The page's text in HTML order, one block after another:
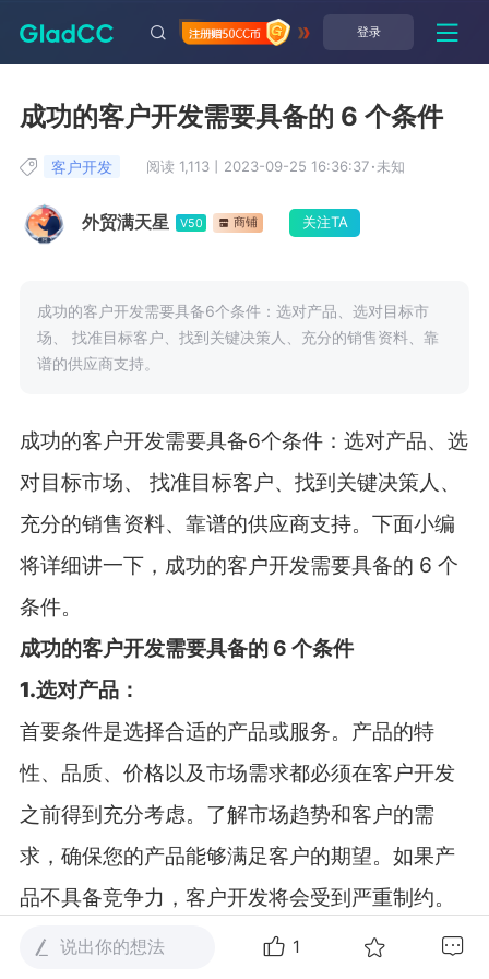
登录
成功的客户开发需要具备的 6 个条件
外贸满天星 V50 商铺 关注TA
客户开发 阅读 1,113 2023-09-25 16:36:37·未知
成功的客户开发需要具备6个条件：选对产品、选对目标市
场、 找准目标客户、找到关键决策人、充分的销售资料、靠
谱的供应商支持。
成功的客户开发需要具备6个条件：选对产品、选
对目标市场、 找准目标客户、找到关键决策人、
充分的销售资料、靠谱的供应商支持。下面小编
将详细讲一下，成功的客户开发需要具备的 6 个
条件。
成功的客户开发需要具备的 6 个条件
1.选对产品：
首要条件是选择合适的产品或服务。产品的特
性、品质、价格以及市场需求都必须在客户开发
之前得到充分考虑。了解市场趋势和客户的需
求，确保您的产品能够满足客户的期望。如果产
品不具备竞争力，客户开发将会受到严重制约。
2. 选对目标市场：
说出你的想法 1